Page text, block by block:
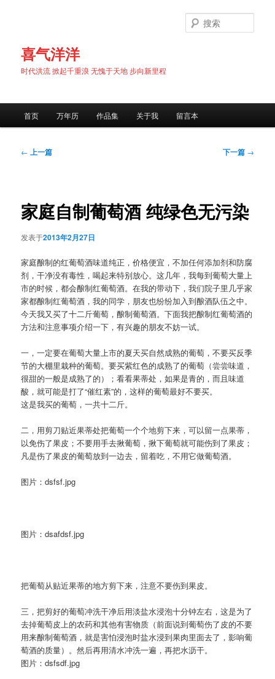
喜气洋洋
时代洪流 掀起千重浪 无愧于天地 步向新里程
索
首页 万年历 作品集 关于我 留言本
文
← 上一篇 下一篇 →
家庭自制葡萄酒 纯绿色无污染
发表于2013年2月27日
家庭酿制的红葡萄酒味道纯正，价格便宜，不加任何添加剂和防腐
剂，干净没有毒性，喝起来特别放心。这几年，我每到葡萄大量上
市的时候，都会酿制红葡萄酒。在我的带动下，我们院子里几乎家
家都酿制红葡萄酒，我的同学，朋友也纷纷加入到酿酒队伍之中。
今天我又买了十二斤葡萄，酿制葡萄酒。下面我把酿制红葡萄酒的
方法和注意事项介绍一下，有兴趣的朋友不妨一试。
一，一定要在葡萄大量上市的夏天买自然成熟的葡萄，不要买反季
节的大棚里栽种的葡萄。要买紫红色的成熟了的葡萄（尝尝味道，
很甜的一般是成熟了的）；看看果蒂处，如果是青的，而且味道
酸，就可能是打了“催红素”的，这样的葡萄最好不要买。
这是我买的葡萄，一共十二斤。
二，用剪刀贴近果蒂处把葡萄一个个地剪下来，可以留一点果蒂，
以免伤了果皮；不要用手去揪葡萄，揪下葡萄就可能伤到了果皮；
凡是伤了果皮的葡萄放到一边去，留着吃，不用它做葡萄酒。
图片：dsfsf.jpg
图片：dsafdsf.jpg
把葡萄从贴近果蒂的地方剪下来，注意不要伤到果皮。
三，把剪好的葡萄冲洗干净后用淡盐水浸泡十分钟左右，这是为了
去掉葡萄皮上的农药和其他有害物质（前面说到葡萄伤了皮的不要
用来酿制葡萄酒，就是害怕浸泡时盐水浸到果肉里面去了，影响葡
萄酒的质量）。然后再用清水冲洗一遍，再把水沥干。
图片：dsfsdf.jpg